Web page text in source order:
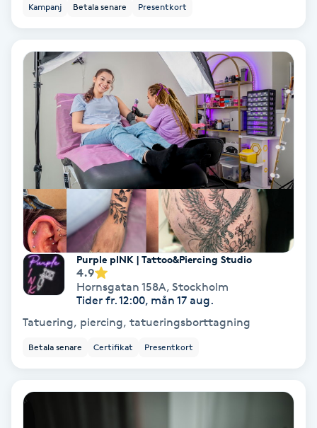
Brynplockning
Bröllopsuppsättning
Celluliter
Coachning
Color correction
Cryoterapi
Damklippning
Dermapen
Kampanj Betala senare Presentkort
Purple pINK | Tattoo&Piercing Studio
4.9
Hornsgatan 158A, Stockholm
Tider fr. 12:00, mån 17 aug.
Tatuering, piercing, tatueringsborttagning
Betala senare Certifikat Presentkort